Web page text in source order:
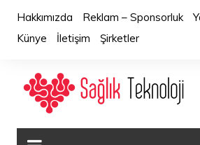
content
Hakkımızda Reklam – Sponsorluk
Künye
İletişim Şirketler